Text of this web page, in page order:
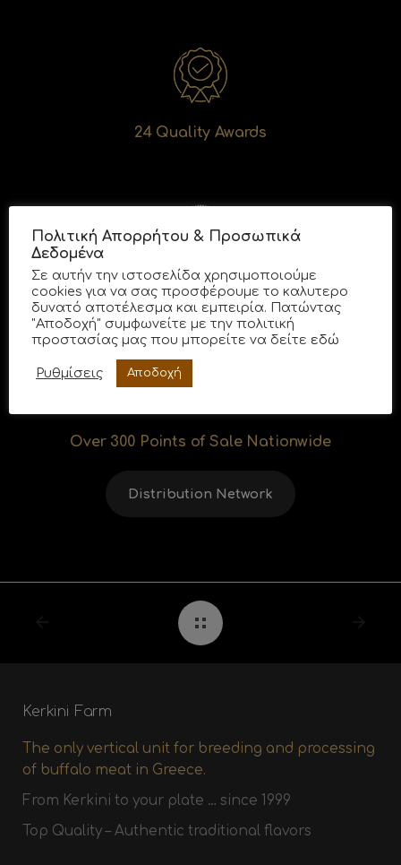
24 Quality Awards
Consumer Award for Best Business 2019
Over 300 Points of Sale Nationwide
Distribution Network
Kerkini Farm
The only vertical unit for breeding and processing
of buffalo meat in Greece.
From Kerkini to your plate … since 1999
Top Quality – Authentic traditional flavors
Πολιτική Απορρήτου & Προσωπικά
Δεδομένα
Σε αυτήν την ιστοσελίδα χρησιμοποιούμε
cookies για να σας προσφέρουμε το καλυτερο
δυνατό αποτέλεσμα και εμπειρία. Πατώντας
"Αποδοχή" συμφωνείτε με την πολιτική
προστασίας μας που μπορείτε να δείτε εδώ
Ρυθμίσεις Αποδοχή